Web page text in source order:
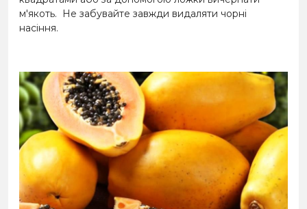
м'якоть.
Не забувайте завжди видаляти чорні
насіння.